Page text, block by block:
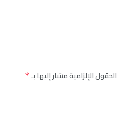
الحقول الإلزامية مشار إليها بـ*